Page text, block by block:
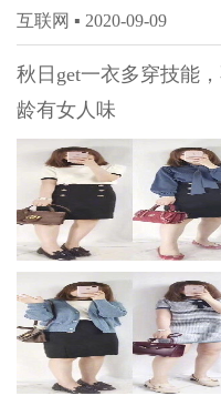
互联网 ▪ 2020-09-09
秋日get一衣多穿技能
龄有女人味